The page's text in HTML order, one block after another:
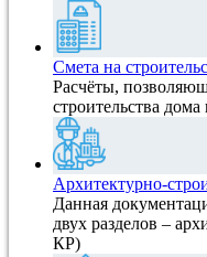
Смета на
Расчёты,
строительства
Архитектурно-
Данная
двух разделов –
КР)